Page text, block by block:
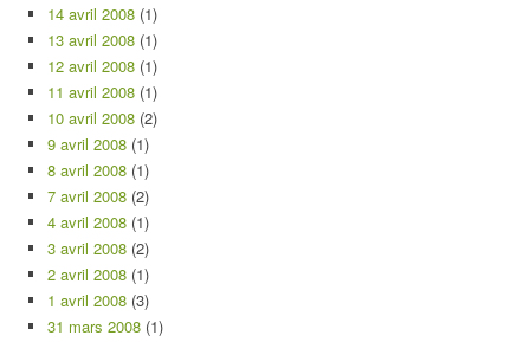
14 avril 2008 (1)
13 avril 2008 (1)
12 avril 2008 (1)
11 avril 2008 (1)
10 avril 2008 (2)
9 avril 2008 (1)
8 avril 2008 (1)
7 avril 2008 (2)
4 avril 2008 (1)
3 avril 2008 (2)
2 avril 2008 (1)
1 avril 2008 (3)
31 mars 2008 (1)